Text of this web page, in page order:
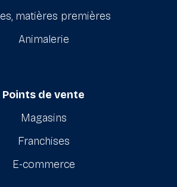
matières premières
Animalerie
Points de vente
Magasins
Franchises
E-commerce